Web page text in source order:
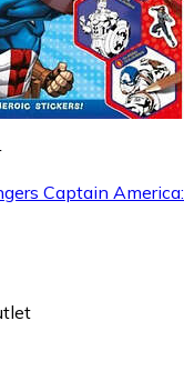
Captain